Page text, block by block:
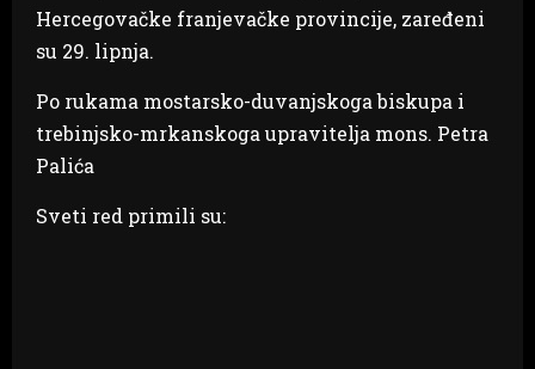
Hercegovačke franjevačke provincije, zaređeni
su 29. lipnja.
Po rukama mostarsko-duvanjskoga biskupa i
trebinjsko-mrkanskoga upravitelja mons. Petra
Palića
Sveti red primili su: